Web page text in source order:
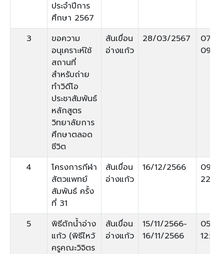
ประจำปีการ
ศึกษา 2567
3
ขอความ
อนุเคราะห์ใช้
สถานที่
สำหรับถ่าย
ทำวิดีโอ
ประชาสัมพันธ์
หลักสูตร
วิทยาลัยการ
ศึกษาตลอด
ชีวิต
สันเขื่อน
อ่างแก้ว
28/03/2567
09:00
4
โครงการกีฬา
สัตวแพทย์
สัมพันธ์ ครั้ง
ที่ 31
สันเขื่อน
อ่างแก้ว
16/12/2566
22:00
5
พิธีตักน้ำอ่าง
แก้ว (พิธีไหว้
ครูคณะวิจิตร
สันเขื่อน
อ่างแก้ว
15/11/2566-
16/11/2566
12:00